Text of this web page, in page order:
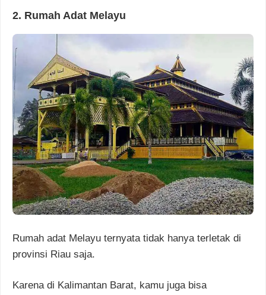
2. Rumah Adat Melayu
Rumah adat Melayu ternyata tidak hanya terletak di
provinsi Riau saja.
Karena di Kalimantan Barat, kamu juga bisa